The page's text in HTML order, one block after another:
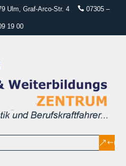
Ulm, Graf-Arco-Str. 4 07305 –
19 00